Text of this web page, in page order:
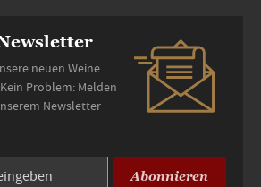
neuen Weine
Problem: Melden
Newsletter
Abonnieren